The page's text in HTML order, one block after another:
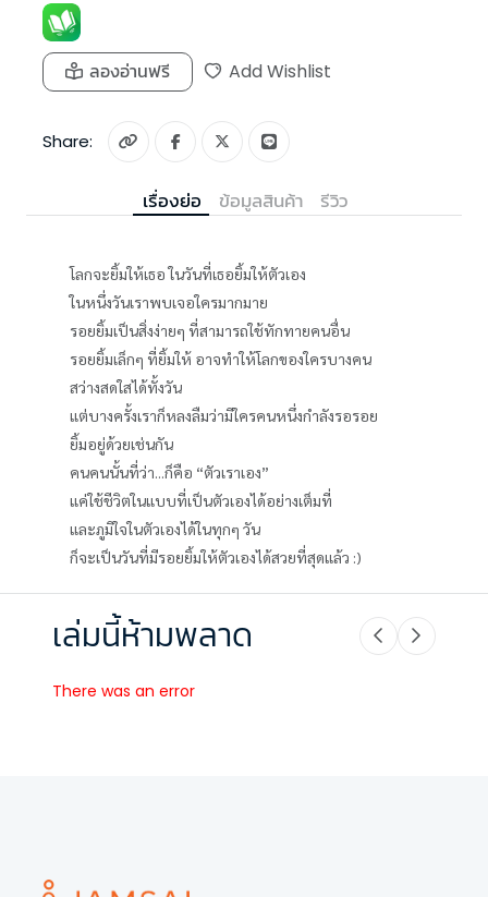
ลองอ่านฟรี Add Wishlist
Share:
เรื่องย่อ ข้อมูลสินค้า รีวิว
โลกจะยิ้มให้เธอ ในวันที่เธอยิ้มให้ตัวเอง
ในหนึ่งวันเราพบเจอใครมากมาย
รอยยิ้มเป็นสิ่งง่ายๆ ที่สามารถใช้ทักทายคนอื่น
รอยยิ้มเล็กๆ ที่ยิ้มให้ อาจทำให้โลกของใครบางคน
สว่างสดใสได้ทั้งวัน
แต่บางครั้งเราก็หลงลืมว่ามีใครคนหนึ่งกำลังรอรอย
ยิ้มอยู่ด้วยเช่นกัน
คนคนนั้นที่ว่า...ก็คือ “ตัวเราเอง”
แค่ใช้ชีวิตในแบบที่เป็นตัวเองได้อย่างเต็มที่
และภูมิใจในตัวเองได้ในทุกๆ วัน
ก็จะเป็นวันที่มีรอยยิ้มให้ตัวเองได้สวยที่สุดแล้ว :)
เล่มนี้ห้ามพลาด
There was an error